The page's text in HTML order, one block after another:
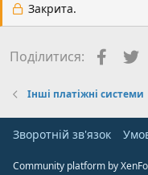
Закрита.
Поділитися:
Інші платіжні системи
Зворотній зв'язок
Community platform by